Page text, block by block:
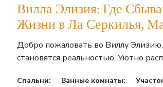
Вилла Элизия: Где
Жизни в Ла Серкилья,
Добро пожаловать во Виллу
становятся реальностью. Уютно
Cпальни:
Ванные комнаты: